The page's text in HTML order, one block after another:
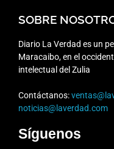
SOBRE
Diario La Verdad es un
Maracaibo, en el
intelectual del Zulia
Contáctanos:
noticias@laverdad.com
Síguenos